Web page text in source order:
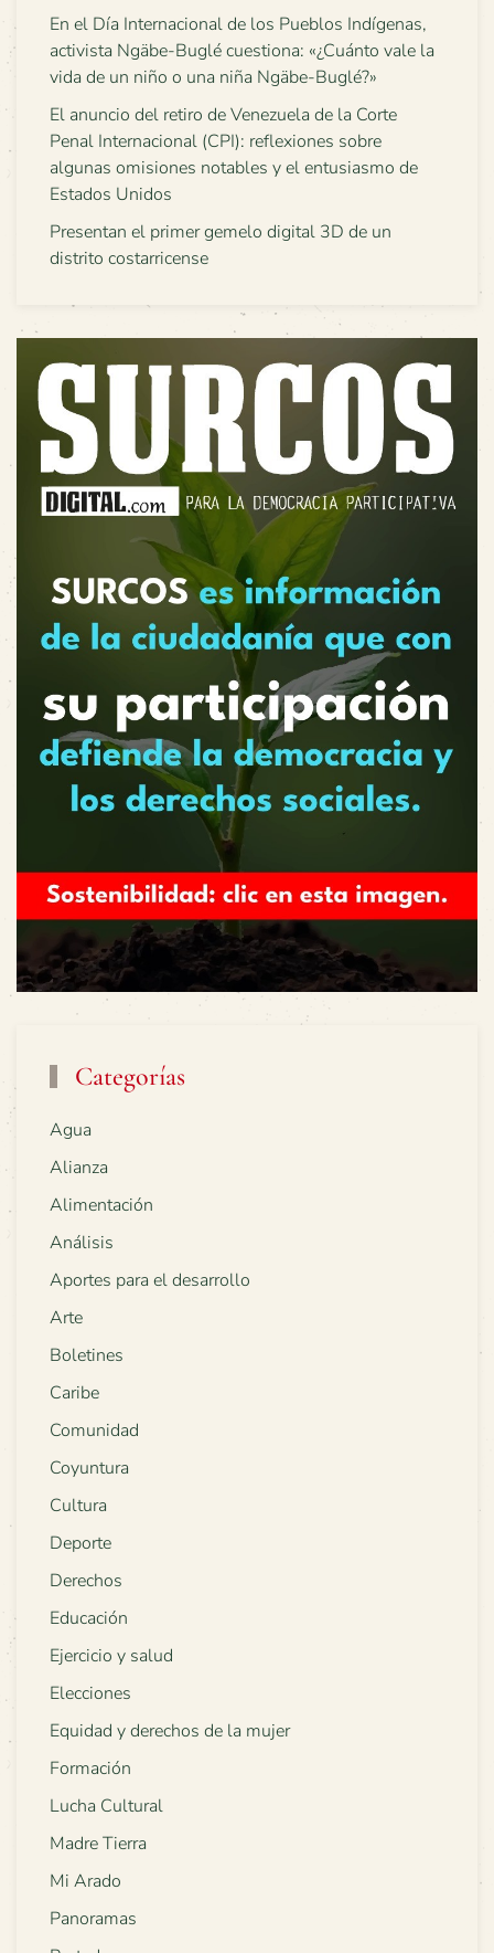
En el Día Internacional de los Pueblos Indígenas,
activista Ngäbe-Buglé cuestiona: «¿Cuánto vale la
vida de un niño o una niña Ngäbe-Buglé?»
El anuncio del retiro de Venezuela de la Corte
Penal Internacional (CPI): reflexiones sobre
algunas omisiones notables y el entusiasmo de
Estados Unidos
Presentan el primer gemelo digital 3D de un
distrito costarricense
Categorías
Agua
Alianza
Alimentación
Análisis
Aportes para el desarrollo
Arte
Boletines
Caribe
Comunidad
Coyuntura
Cultura
Deporte
Derechos
Educación
Ejercicio y salud
Elecciones
Equidad y derechos de la mujer
Formación
Lucha Cultural
Madre Tierra
Mi Arado
Panoramas